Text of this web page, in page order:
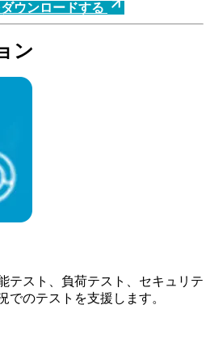
ウンロードする
ン
テスト、負荷テスト、セキュリテ
でのテストを支援します。